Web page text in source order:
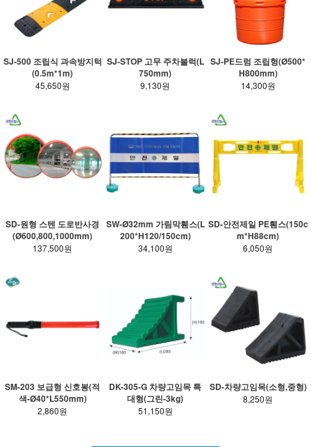
SJ-500 조립식 과속방지턱
(0.5m*1m)
45,650원
SJ-STOP 고무 주차블럭(L
750mm)
9,130원
SJ-PE드럼 조립형(Ø500*
H800mm)
14,300원
SD-원형 스텐 도로반사경
(Ø600,800,1000mm)
137,500원
SW-Ø32mm 가림막휀스(L
200*H120/150cm)
34,100원
SD-안전제일 PE휀스(150c
m*H88cm)
6,050원
SM-203 보급형 신호봉(적
색-Ø40*L550mm)
2,860원
DK-305-G 차량고임목 특
대형(그린-3kg)
51,150원
SD-차량고임목(소형,중형)
8,250원